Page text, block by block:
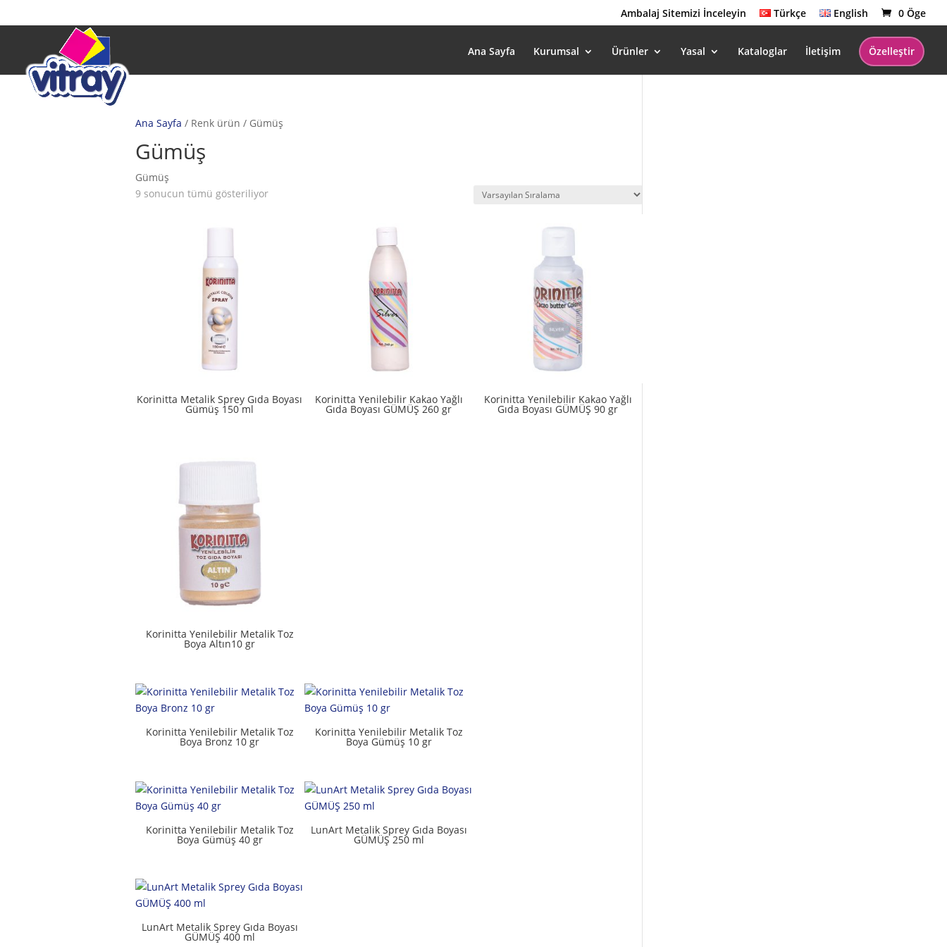
Ambalaj Sitemizi İnceleyin Türkçe English 0 Öge
Ana Sayfa Kurumsal Ürünler Yasal Kataloglar İletişim Özelleştir
Ana Sayfa / Renk ürün / Gümüş
Gümüş
Gümüş
9 sonucun tümü gösteriliyor
Korinitta Metalik Sprey Gıda Boyası
Gümüş 150 ml
Korinitta Yenilebilir Kakao Yağlı
Gıda Boyası GÜMÜŞ 260 gr
Korinitta Yenilebilir Kakao Yağlı
Gıda Boyası GÜMÜŞ 90 gr
Korinitta Yenilebilir Metalik Toz
Boya Altın10 gr
Korinitta Yenilebilir Metalik Toz
Boya Bronz 10 gr
Korinitta Yenilebilir Metalik Toz
Boya Gümüş 10 gr
Korinitta Yenilebilir Metalik Toz
Boya Gümüş 40 gr
LunArt Metalik Sprey Gıda Boyası
GÜMÜŞ 250 ml
LunArt Metalik Sprey Gıda Boyası
GÜMÜŞ 400 ml